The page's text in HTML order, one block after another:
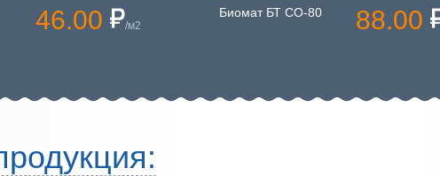
46.00 /м2 88.00
Биомат БТ СО-80